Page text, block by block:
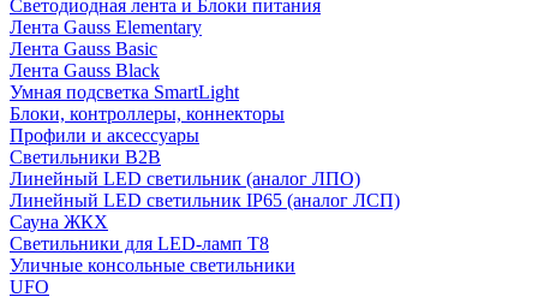
Светодиодная лента и Блоки питания
Лента Gauss Elementary
Лента Gauss Basic
Лента Gauss Black
Умная подсветка SmartLight
Блоки, контроллеры, коннекторы
Профили и аксессуары
Светильники B2B
Линейный LED светильник (аналог ЛПО)
Линейный LED светильник IP65 (аналог ЛСП)
Сауна ЖКХ
Светильники для LED-ламп T8
Уличные консольные светильники
UFO